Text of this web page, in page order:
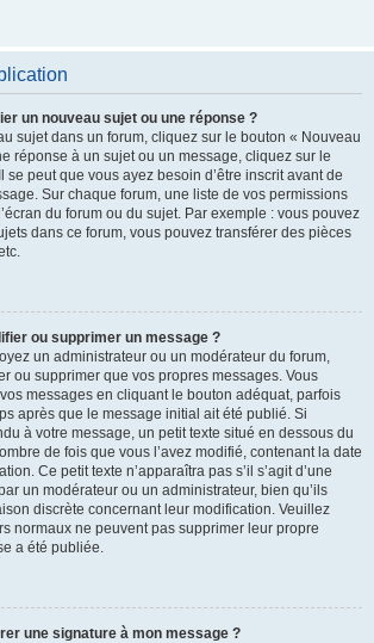
un nouveau sujet ou une réponse ?
sujet dans un forum, cliquez sur le bouton « Nouveau
réponse à un sujet ou un message, cliquez sur le
se peut que vous ayez besoin d’être inscrit avant de
Sur chaque forum, une liste de vos permissions
du forum ou du sujet. Par exemple : vous pouvez
dans ce forum, vous pouvez transférer des pièces
ou supprimer un message ?
un administrateur ou un modérateur du forum,
ou supprimer que vos propres messages. Vous
messages en cliquant le bouton adéquat, parfois
après que le message initial ait été publié. Si
à votre message, un petit texte situé en dessous du
de fois que vous l’avez modifié, contenant la date
Ce petit texte n’apparaîtra pas s’il s’agit d’une
un modérateur ou un administrateur, bien qu’ils
discrète concernant leur modification. Veuillez
normaux ne peuvent pas supprimer leur propre
a été publiée.
une signature à mon message ?